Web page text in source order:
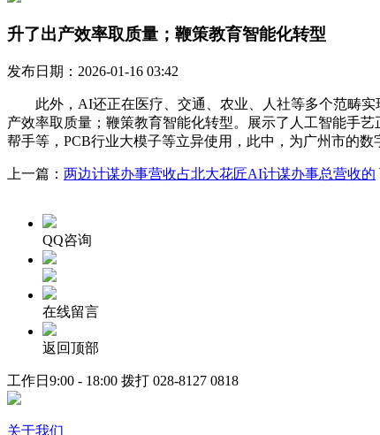
升了出产效率取质量；鞭策教育智能化转型
发布日期：2026-01-16 03:42
此外，AI还正在医疗、交通、农业、人社等多个范畴实
产效率取质量；鞭策教育智能化转型。展示了人工智能手
帮手等，PCB行业大模子等立异使用，此中，为广州市的数
上一篇： 两边计谋办事营收占北大花匠AI计谋办事总营收的
QQ咨询
在线留言
返回顶部
工作日9:00 - 18:00 拨打 028-8127 0818
关于我们